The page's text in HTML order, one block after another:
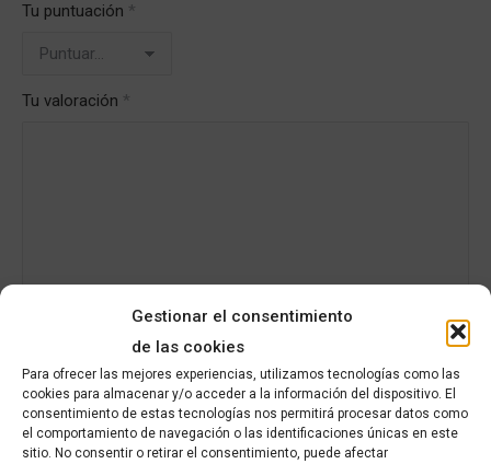
Gestionar el consentimiento
de las cookies
Para ofrecer las mejores experiencias, utilizamos tecnologías como las
cookies para almacenar y/o acceder a la información del dispositivo. El
consentimiento de estas tecnologías nos permitirá procesar datos como
el comportamiento de navegación o las identificaciones únicas en este
sitio. No consentir o retirar el consentimiento, puede afectar
Tu puntuación *
Tu valoración *
Nombre*